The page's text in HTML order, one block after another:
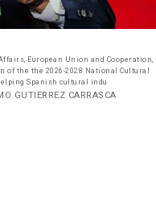
European Union and Cooperation,
Cultural
Spanish cultural indu
GUTIERREZ CARRASCA